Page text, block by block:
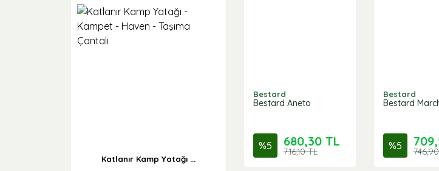
Katlanır Kamp Yatağı ...
Bestard
Bestard Aneto
%5 680,30 TL
716,10 TL
Bestard
Bestard
%5